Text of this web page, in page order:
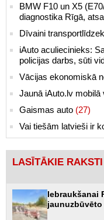
BMW F10 un X5
diagnostika Rīgā,
Dīvaini
iAuto aculiecinieks:
policijas darbs, sūti
Vācijas ekonomiskā
Jaunā iAuto.lv mobilā
Gaismas auto (27)
Vai tiešām latvieši ir
LASĪTĀKIE RAKSTI
Iebraukšanai
jaunuzbūvēto